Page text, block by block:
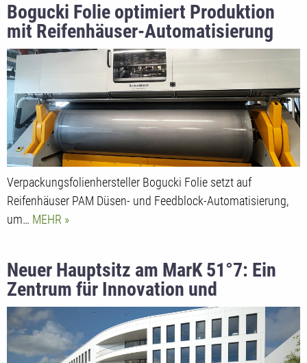
Bogucki Folie optimiert Produktion
mit Reifenhäuser-Automatisierung
Verpackungsfolienhersteller Bogucki Folie setzt auf
Reifenhäuser PAM Düsen- und Feedblock-Automatisierung,
um… MEHR
Neuer Hauptsitz am MarK 51°7: Ein
Zentrum für Innovation und
Nachhaltigkeit